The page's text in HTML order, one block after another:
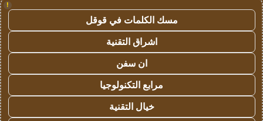
!
مسك الكلمات في قوقل
اشراق التقنية
ان سفن
مرابع التكنولوجيا
خيال التقنية